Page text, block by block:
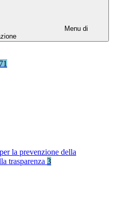
Menu di
71
la prevenzione della
trasparenza 3